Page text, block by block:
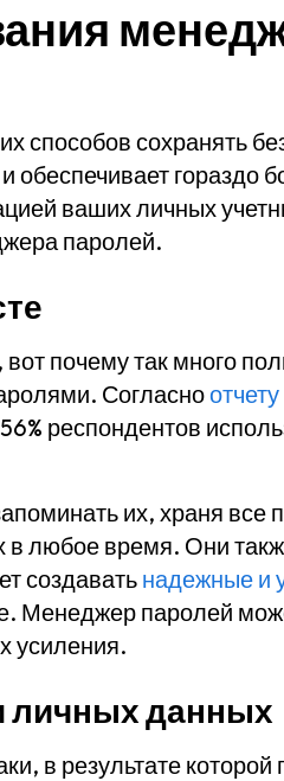
сохранять
обеспечивает гораздо
ваших личных
паролей.
почему так много
Согласно
56% респондентов
их, храня все
в любое время. Они
создавать надежные и
Менеджер паролей
усиления.
личных данных
в результате которой